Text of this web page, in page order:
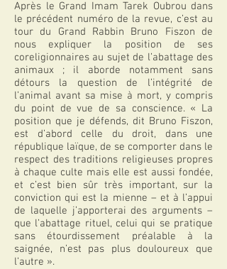
Après le Grand Imam Tarek Oubrou dans
le précédent numéro de la revue, c’est au
tour du Grand Rabbin Bruno Fiszon de
nous expliquer la position de ses
coreligionnaires au sujet de l’abattage des
animaux ; il aborde notamment sans
détours la question de l’intégrité de
l’animal avant sa mise à mort, y compris
du point de vue de sa conscience. « La
position que je défends, dit Bruno Fiszon,
est d’abord celle du droit, dans une
république laïque, de se comporter dans le
respect des traditions religieuses propres
à chaque culte mais elle est aussi fondée,
et c’est bien sûr très important, sur la
conviction qui est la mienne – et à l’appui
de laquelle j’apporterai des arguments –
que l’abattage rituel, celui qui se pratique
sans étourdissement préalable à la
saignée, n’est pas plus douloureux que
l’autre ».